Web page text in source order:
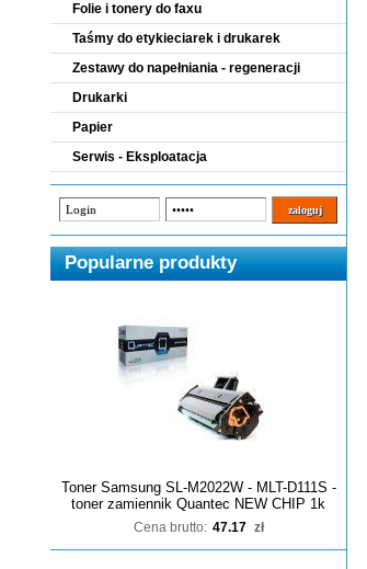
Folie i tonery do faxu
Taśmy do etykieciarek i drukarek
Zestawy do napełniania - regeneracji
Drukarki
Papier
Serwis - Eksploatacja
Popularne produkty
Toner Samsung SL-M2022W - MLT-D111S -
toner zamiennik Quantec NEW CHIP 1k
Cena brutto: 47.17 zł